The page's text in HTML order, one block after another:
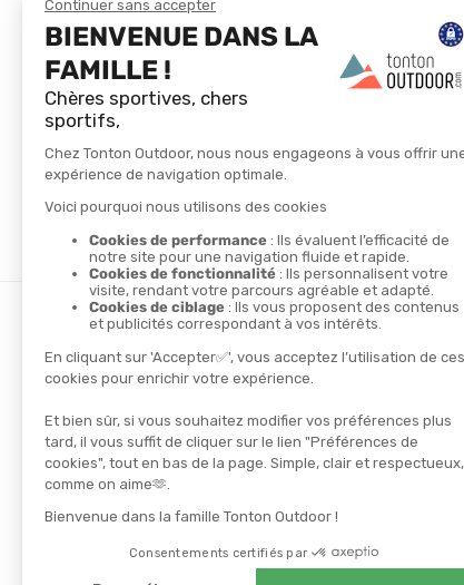
4.8/5
Basé sur4 333avis des 12 derniers mois
Voir tous les avis
PAIEMENT SÉCURISÉ LIVRAISON
TROUVER UN MAGASIN
CONTACTEZ-NOUS
LES + DE TONTON
Les codes promos
NOS PARTENAIRES